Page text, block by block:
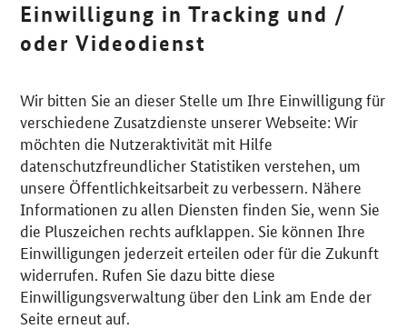
Einwilligung in Tracking und /
oder Videodienst
Wir bitten Sie an dieser Stelle um Ihre Einwilligung für
verschiedene Zusatzdienste unserer Webseite: Wir
möchten die Nutzeraktivität mit Hilfe
datenschutzfreundlicher Statistiken verstehen, um
unsere Öffentlichkeitsarbeit zu verbessern. Nähere
Informationen zu allen Diensten finden Sie, wenn Sie
die Pluszeichen rechts aufklappen. Sie können Ihre
Einwilligungen jederzeit erteilen oder für die Zukunft
widerrufen. Rufen Sie dazu bitte diese
Einwilligungsverwaltung über den Link am Ende der
Seite erneut auf.